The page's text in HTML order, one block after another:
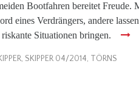
Bootfahren bereitet Freude.
eines Verdrängers, andere
Situationen bringen.
, SKIPPER 04/2014, TÖRNS